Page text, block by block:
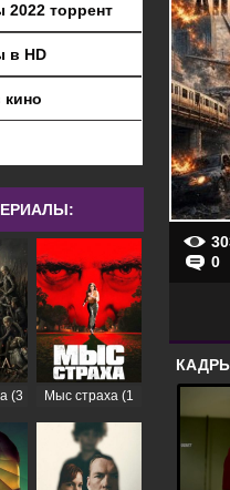
торрент
в HD
кино
(3
Мыс страха (1
0